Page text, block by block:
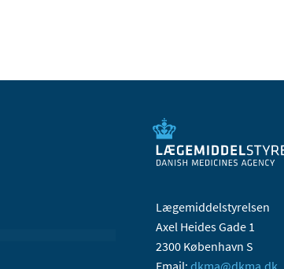
Lægemiddelstyrelsen
Axel Heides Gade 1
2300 København S
Email: dkma@dkma.dk